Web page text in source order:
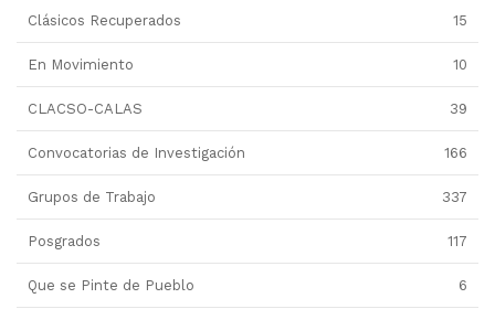
Clásicos Recuperados 15
En Movimiento 10
CLACSO-CALAS 39
Convocatorias de Investigación 166
Grupos de Trabajo 337
Posgrados 117
Que se Pinte de Pueblo 6